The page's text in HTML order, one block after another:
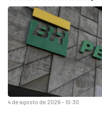
4 de agosto de 2026 - 10:30